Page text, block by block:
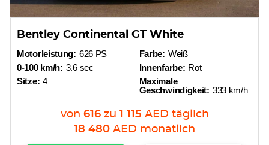
Bentley Continental GT White
Motorleistung: 626 PS
0-100 km/h: 3.6 sec
Sitze: 4
Farbe: Weiß
Innenfarbe: Rot
Maximale
Geschwindigkeit: 333 km/h
von 616 zu 1 115 AED täglich
18 480 AED monatlich